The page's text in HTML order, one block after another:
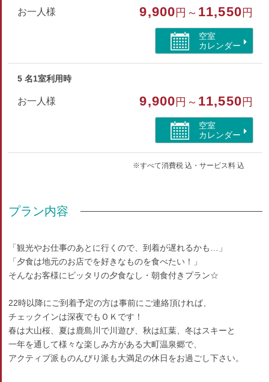
お一人様 9,900 円～ 11,550 円
空室
カレンダー
5 名1室利用時
お一人様 9,900 円～ 11,550 円
空室
カレンダー
※すべて消費税 込・サービス料 込
プラン内容
「観光やお仕事のあとに行くので、到着が遅れるかも…」
「夕食は地元のお店でを好きなものを食べたい！」
そんなお客様にピッタリの夕食なし・朝食付きプラン☆
22時以降にご到着予定の方は事前にご連絡頂ければ、
チェックインは深夜でもＯＫです！
春は大山桜、夏は鹿島川で川遊び、秋は紅葉、冬はスキーと
一年を通して様々な楽しみ方がある大町温泉郷で、
アクティブ派ものんびり派も大満足の休日をお過ごし下さい。